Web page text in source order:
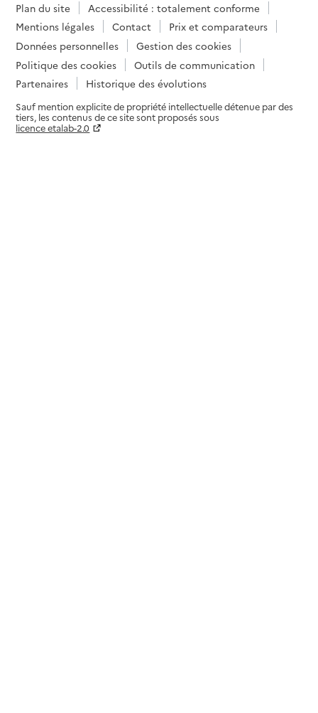
Plan du site
Accessibilité : totalement conforme
Mentions légales
Contact
Prix et comparateurs
Données personnelles
Gestion des cookies
Politique des cookies
Outils de communication
Partenaires
Historique des évolutions
Sauf mention explicite de propriété intellectuelle détenue par des
tiers, les contenus de ce site sont proposés sous
licence etalab-2.0